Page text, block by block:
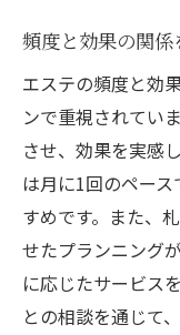
頻度と効果の関
エステの頻度と効
ンで重視されてい
させ、効果を実感
は月に1回のペー
すめです。また、
せたプランニング
に応じたサービス
との相談を通じて